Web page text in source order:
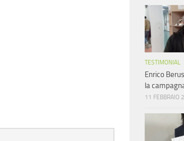
TESTIMONIAL
Enrico
la
11 FEBBRAIO